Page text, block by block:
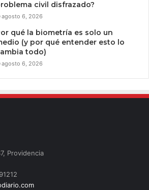
civil disfrazado?
agosto 6, 2026
qué la biometría es solo un
(y por qué entender esto lo
todo)
agosto 6, 2026
Providencia